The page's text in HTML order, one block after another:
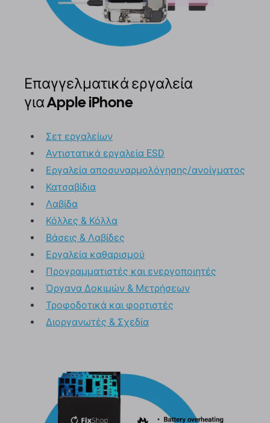
Επαγγελματικά εργαλεία
για Apple iPhone
Σετ εργαλείων
Αντιστατικά εργαλεία ESD
Εργαλεία αποσυναρμολόγησης/ανοίγματος
Κατσαβίδια
Λαβίδα
Κόλλες & Κόλλα
Βάσεις & Λαβίδες
Εργαλεία καθαρισμού
Προγραμματιστές και ενεργοποιητές
Όργανα Δοκιμών & Μετρήσεων
Τροφοδοτικά και φορτιστές
Διοργανωτές & Σχεδία